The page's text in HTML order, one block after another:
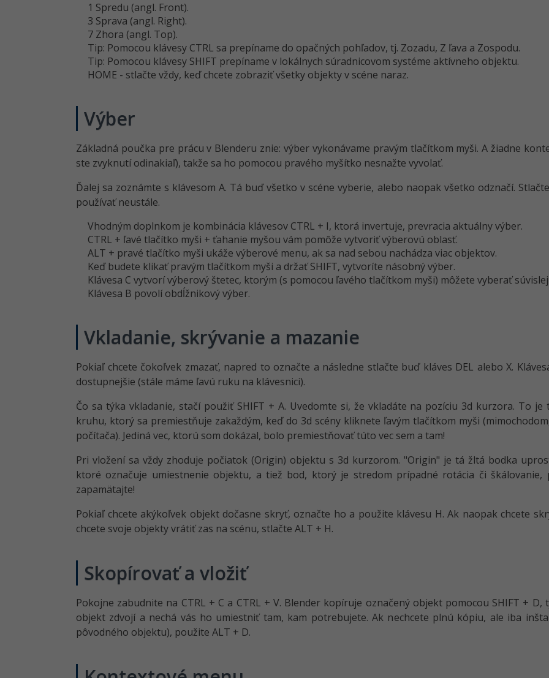
1 Spredu (angl. Front).
3 Sprava (angl. Right).
7 Zhora (angl. Top).
Tip: Pomocou klávesy CTRL sa prepíname do opačných pohľadov, tj. Zozadu, Z ľava a Zospodu.
Tip: Pomocou klávesy SHIFT prepíname v lokálnych súradnicovom systéme aktívneho objektu.
HOME - stlačte vždy, keď chcete zobraziť všetky objekty v scéne naraz.
Výber
Základná poučka pre prácu v Blenderu znie: výber vykonávame pravým tlačítkom myši. A žiadne
ste zvyknutí odinakiaľ), takže sa ho pomocou pravého myšítko nesnažte vyvolať.
Ďalej sa zoznámte s klávesom A. Tá buď všetko v scéne vyberie, alebo naopak všetko odznačí.
používať neustále.
Vhodným doplnkom je kombinácia klávesov CTRL + I, ktorá invertuje, prevracia aktuálny výber.
CTRL + ľavé tlačítko myši + ťahanie myšou vám pomôže vytvoriť výberovú oblasť.
ALT + pravé tlačítko myši ukáže výberové menu, ak sa nad sebou nachádza viac objektov.
Keď budete klikať pravým tlačítkom myši a držať SHIFT, vytvoríte násobný výber.
Klávesa C vytvorí výberový štetec, ktorým (s pomocou ľavého tlačítkom myši) môžete vyberať
Klávesa B povolí obdĺžnikový výber.
Vkladanie, skrývanie a mazanie
Pokiaľ chcete čokoľvek zmazať, napred to označte a následne stlačte buď kláves DEL alebo X.
dostupnejšie (stále máme ľavú ruku na klávesnici).
Čo sa týka vkladanie, stačí použiť SHIFT + A. Uvedomte si, že vkladáte na pozíciu 3d kurzora. To
kruhu, ktorý sa premiestňuje zakaždým, keď do 3d scény kliknete ľavým tlačítkom myši
počítača). Jediná vec, ktorú som dokázal, bolo premiestňovať túto vec sem a tam!
Pri vložení sa vždy zhoduje počiatok (Origin) objektu s 3d kurzorom. "Origin" je tá žltá bodka
ktoré označuje umiestnenie objektu, a tiež bod, ktorý je stredom prípadné rotácia či
zapamätajte!
Pokiaľ chcete akýkoľvek objekt dočasne skryť, označte ho a použite klávesu H. Ak naopak chcete
chcete svoje objekty vrátiť zas na scénu, stlačte ALT + H.
Skopírovať a vložiť
Pokojne zabudnite na CTRL + C a CTRL + V. Blender kopíruje označený objekt pomocou SHIFT +
objekt zdvojí a nechá vás ho umiestniť tam, kam potrebujete. Ak nechcete plnú kópiu, ale iba
pôvodného objektu), použite ALT + D.